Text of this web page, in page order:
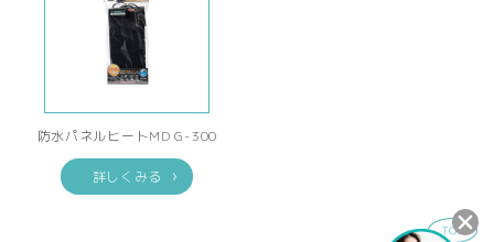
防水パネルヒートMD G-300
詳しくみる